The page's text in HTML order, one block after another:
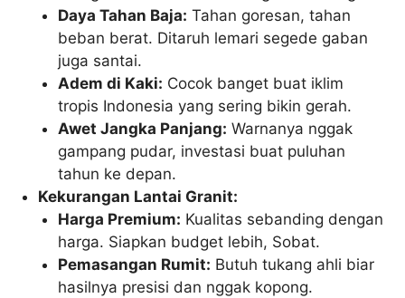
Daya Tahan Baja: Tahan goresan, tahan
beban berat. Ditaruh lemari segede gaban
juga santai.
Adem di Kaki: Cocok banget buat iklim
tropis Indonesia yang sering bikin gerah.
Awet Jangka Panjang: Warnanya nggak
gampang pudar, investasi buat puluhan
tahun ke depan.
Kekurangan Lantai Granit:
Harga Premium: Kualitas sebanding dengan
harga. Siapkan budget lebih, Sobat.
Pemasangan Rumit: Butuh tukang ahli biar
hasilnya presisi dan nggak kopong.